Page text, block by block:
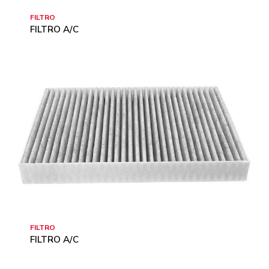
FILTRO
FILTRO A/C
FILTRO
FILTRO A/C